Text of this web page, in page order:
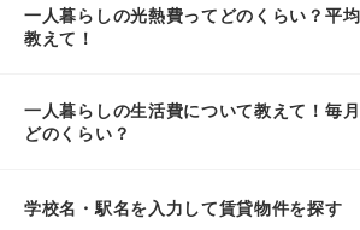
一人暮らしの光熱費ってどのくらい？平
教えて！
一人暮らしの生活費について教えて！毎
どのくらい？
学校名・駅名を入力して賃貸物件を探す